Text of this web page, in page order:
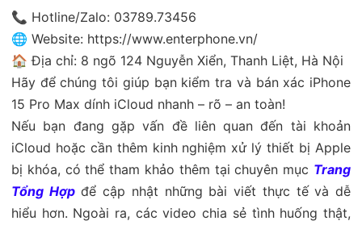
📞 Hotline/Zalo: 03789.73456
🌐 Website: https://www.enterphone.vn/
🏠 Địa chỉ: 8 ngõ 124 Nguyễn Xiển, Thanh Liệt, Hà Nội
Hãy để chúng tôi giúp bạn kiểm tra và bán xác iPhone
15 Pro Max dính iCloud nhanh – rõ – an toàn!
Nếu bạn đang gặp vấn đề liên quan đến tài khoản
iCloud hoặc cần thêm kinh nghiệm xử lý thiết bị Apple
bị khóa, có thể tham khảo thêm tại chuyên mục Trang
Tổng Hợpđể cập nhật những bài viết thực tế và dễ
hiểu hơn. Ngoài ra, các video chia sẻ tình huống thật,